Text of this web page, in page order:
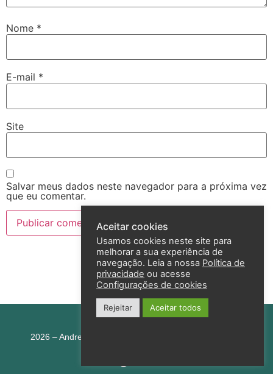
Nome *
E-mail *
Site
Salvar meus dados neste navegador para a próxima vez
que eu comentar.
Política de privacidade
2026 – Andreza Goulart – Todos os direitos reservados
Aceitar cookies
Usamos cookies neste site para
melhorar a sua experiência de
navegação. Leia a nossa Política de
privacidade ou acesse
Configurações de cookies
Rejeitar Aceitar todos